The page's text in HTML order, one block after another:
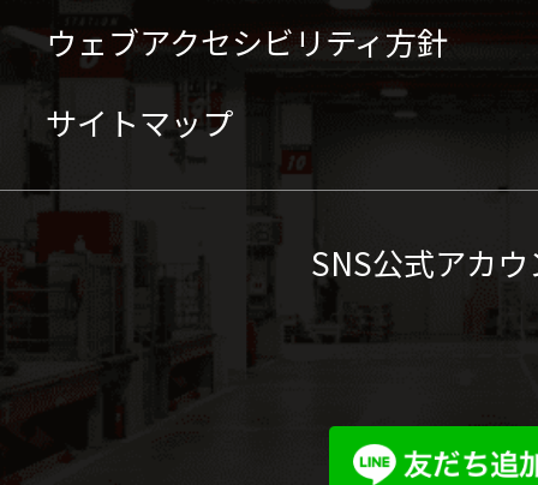
ウェブアクセシビリティ方針
サイトマップ
SNS公式アカ